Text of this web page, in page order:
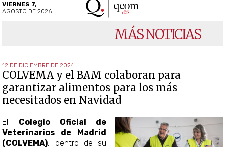
VIERNES 7,
AGOSTO DE 2026
MÁS NOTICIAS
12 DE DICIEMBRE DE 2024
COLVEMA y el BAM colaboran para
garantizar alimentos para los más
necesitados en Navidad
El Colegio Oficial de
Veterinarios de Madrid
(COLVEMA), dentro de su